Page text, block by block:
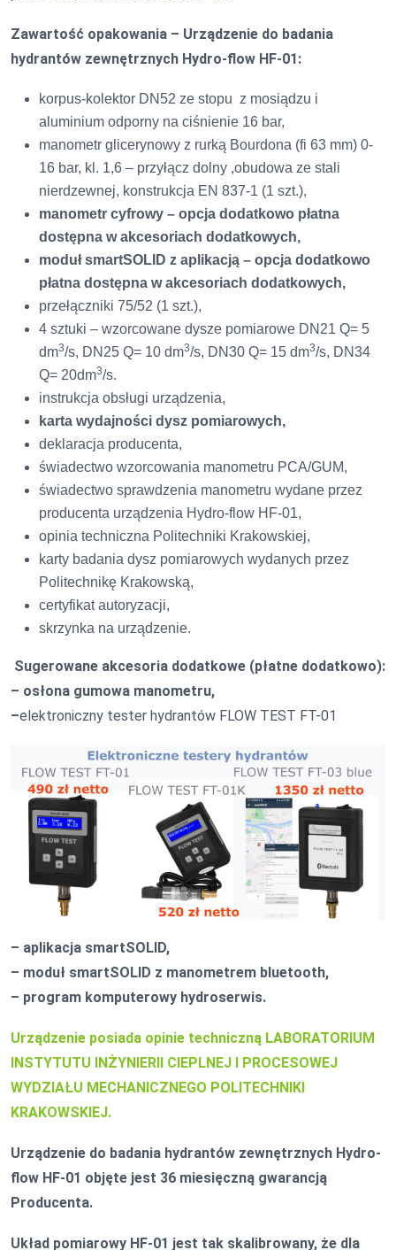
Zawartość opakowania – Urządzenie do badania
hydrantów zewnętrznych Hydro-flow HF-01:
korpus-kolektor DN52 ze stopu z mosiądzu i
aluminium odporny na ciśnienie 16 bar,
manometr glicerynowy z rurką Bourdona (fi 63 mm) 0-
16 bar, kl. 1,6 – przyłącz dolny ,obudowa ze stali
nierdzewnej, konstrukcja EN 837-1 (1 szt.),
manometr cyfrowy – opcja dodatkowo płatna
dostępna w akcesoriach dodatkowych,
moduł smartSOLID z aplikacją – opcja dodatkowo
płatna dostępna w akcesoriach dodatkowych,
przełączniki 75/52 (1 szt.),
4 sztuki – wzorcowane dysze pomiarowe DN21 Q= 5
dm3/s, DN25 Q= 10 dm3/s, DN30 Q= 15 dm3/s, DN34
Q= 20dm3/s.
instrukcja obsługi urządzenia,
karta wydajności dysz pomiarowych,
deklaracja producenta,
świadectwo wzorcowania manometru PCA/GUM,
świadectwo sprawdzenia manometru wydane przez
producenta urządzenia Hydro-flow HF-01,
opinia techniczna Politechniki Krakowskiej,
karty badania dysz pomiarowych wydanych przez
Politechnikę Krakowską,
certyfikat autoryzacji,
skrzynka na urządzenie.
Sugerowane akcesoria dodatkowe (płatne dodatkowo):
– osłona gumowa manometru,
–elektroniczny tester hydrantów FLOW TEST FT-01
– aplikacja smartSOLID,
– moduł smartSOLID z manometrem bluetooth,
– program komputerowy hydroserwis.
Urządzenie posiada opinie techniczną LABORATORIUM
INSTYTUTU INŻYNIERII CIEPLNEJ I PROCESOWEJ
WYDZIAŁU MECHANICZNEGO POLITECHNIKI
KRAKOWSKIEJ.
Urządzenie do badania hydrantów zewnętrznych Hydro-
flow HF-01 objęte jest 36 miesięczną gwarancją
Producenta.
Układ pomiarowy HF-01 jest tak skalibrowany, że dla